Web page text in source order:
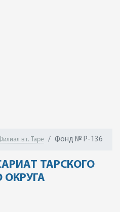
в г. Таре Фонд № Р-136
ТАРСКОГО
ОКРУГА